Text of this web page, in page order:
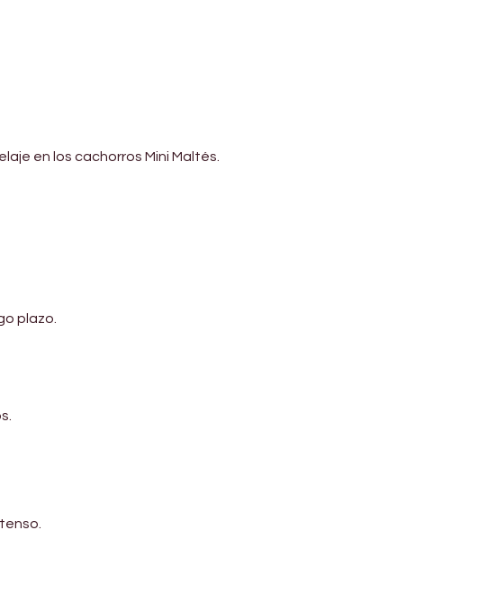
en los cachorros Mini Maltés.
plazo.